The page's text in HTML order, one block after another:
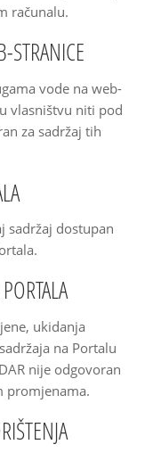
računalu.
STRANICE
vode na web-
vlasništvu niti pod
za sadržaj tih
sadržaj dostupan
ukidanja
na Portalu
nije odgovoran
promjenama.